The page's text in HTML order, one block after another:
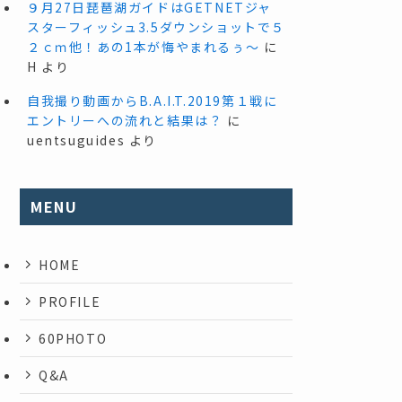
９月27日琵琶湖ガイドはGETNETジャ
スターフィッシュ3.5ダウンショットで５
２ｃｍ他！あの1本が悔やまれるぅ～ に
H より
自我撮り動画からB.A.I.T.2019第１戦に
エントリーへの流れと結果は？ に
uentsuguides より
MENU
HOME
PROFILE
60PHOTO
Q&A